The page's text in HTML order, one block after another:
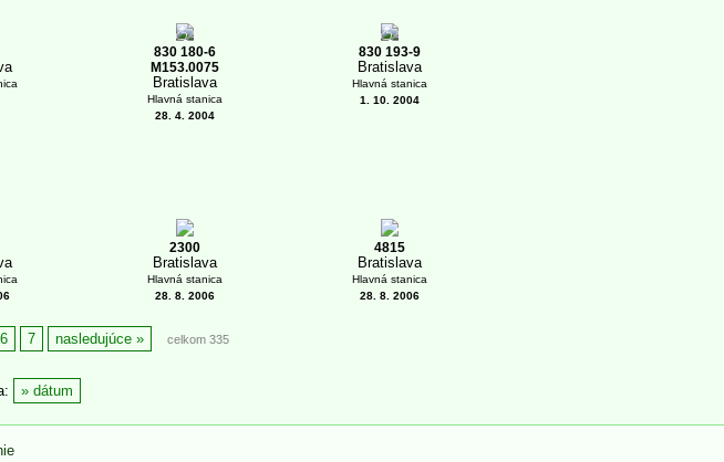
1
830 180-6
M153.0075
Bratislava
Hlavná stanica
28. 4. 2004
1
830 193-9
Bratislava
Hlavná stanica
1. 10. 2004
2300
Bratislava
Hlavná stanica
28. 8. 2006
4815
Bratislava
Hlavná stanica
28. 8. 2006
6 7 nasledujúce celkom 335
dátum